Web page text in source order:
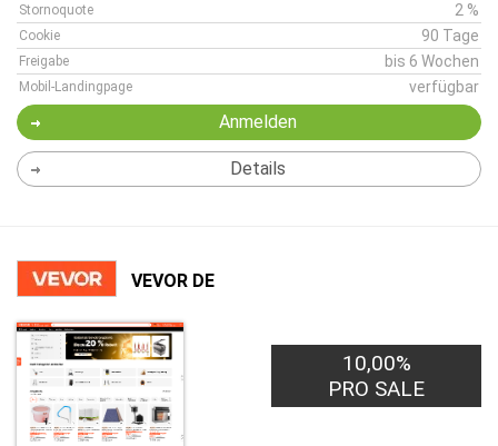
Stornoquote 2 %
Cookie 90 Tage
Freigabe bis 6 Wochen
Mobil-Landingpage verfügbar
Anmelden
Details
VEVOR DE
10,00%
PRO SALE